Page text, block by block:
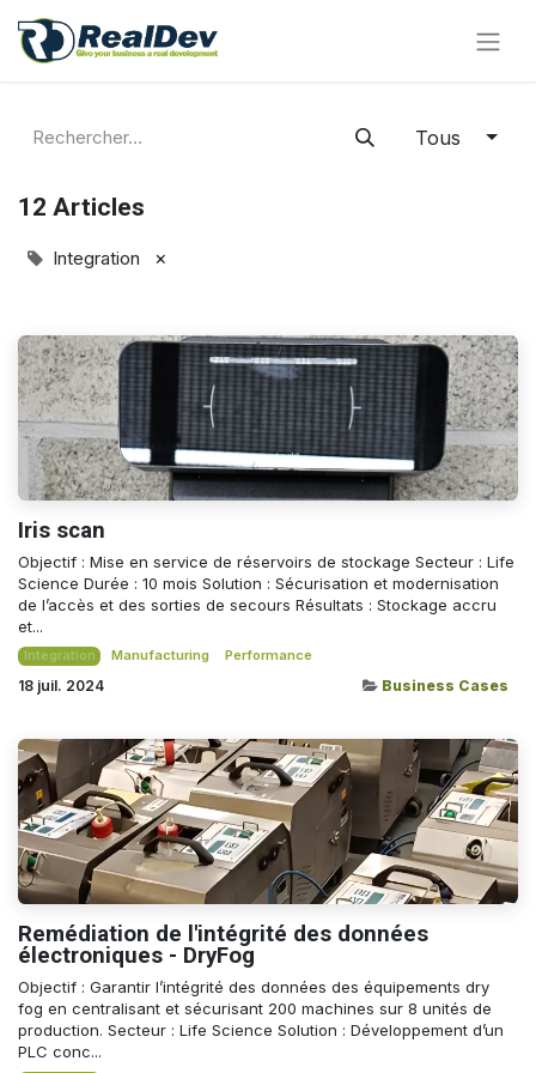
Tous
12 Articles
Integration ×
Iris scan
Objectif : Mise en service de réservoirs de stockage Secteur : Life
Science​ Durée : 10 mois Solution : Sécurisation et modernisation
de l’accès et des sorties de secours Résultats : Stockage accru
et...
Integration Manufacturing Performance
18 juil. 2024 Business Cases
Remédiation de l'intégrité des données
électroniques - DryFog
Objectif : Garantir l’intégrité des données des équipements dry
fog en centralisant et sécurisant 200 machines sur 8 unités de
production. Secteur : Life Science Solution : Développement d’un
PLC conc...